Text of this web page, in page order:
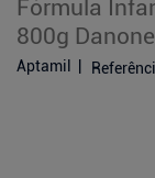
Fórmula
800g Danone
Aptamil